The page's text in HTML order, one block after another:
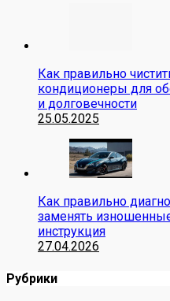
Как правильно
кондиционеры для
и долговечности
25.05.2025
Как правильно
заменять
инструкция
27.04.2026
Рубрики